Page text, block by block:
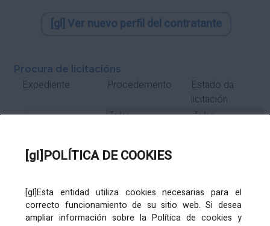
[gl]POLÍTICA DE COOKIES
[gl]Esta entidad utiliza cookies necesarias para el
correcto funcionamiento de su sitio web. Si desea
ampliar información sobre la Política de cookies y
[gl] Ver nuevo perfil del contratante
Procura de licitacións
Expediente Procedemento
Estado da
licitación
Subcontrato Tramitación
Órgano de contratación Título